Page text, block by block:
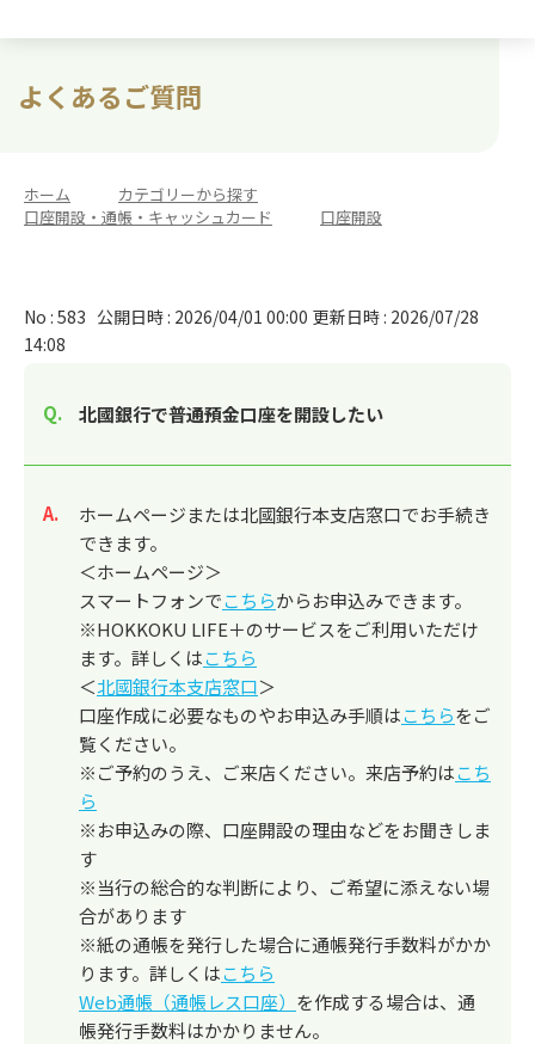
よくあるご質問
ホーム カテゴリーから探す
口座開設・通帳・キャッシュカード
口座開設
No : 583 公開日時 : 2026/04/01 00:00 更新日時 : 2026/07/28
14:08
北國銀行で普通預金口座を開設したい
回答
ホームページまたは北國銀行本支店窓口でお手続き
できます。
＜ホームページ＞
スマートフォンでこちらからお申込みできます。
※HOKKOKU LIFE＋のサービスをご利用いただけ
ます。詳しくはこちら
＜北國銀行本支店窓口＞
口座作成に必要なものやお申込み手順はこちらをご
覧ください。
※ご予約のうえ、ご来店ください。来店予約はこち
ら
※お申込みの際、口座開設の理由などをお聞きしま
す
※当行の総合的な判断により、ご希望に添えない場
合があります
※紙の通帳を発行した場合に通帳発行手数料がかか
ります。詳しくはこちら
Web通帳（通帳レス口座） を作成する場合は、通
帳発行手数料はかかりません。